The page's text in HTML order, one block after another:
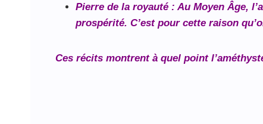
Pierre de la royauté : Au Moyen Âge,
prospérité. C’est pour cette raison
Ces récits montrent à quel point